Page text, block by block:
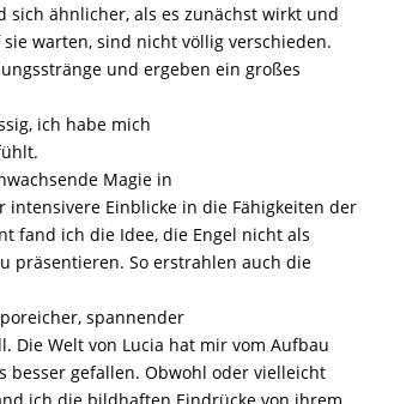
ähnlicher, als es zunächst wirkt und
warten, sind nicht völlig verschieden.
und ergeben ein großes
ich habe mich
Magie in
Einblicke in die Fähigkeiten der
fand ich die Idee, die Engel nicht als
präsentieren. So erstrahlen auch die
spannender
Die Welt von Lucia hat mir vom Aufbau
besser gefallen. Obwohl oder vielleicht